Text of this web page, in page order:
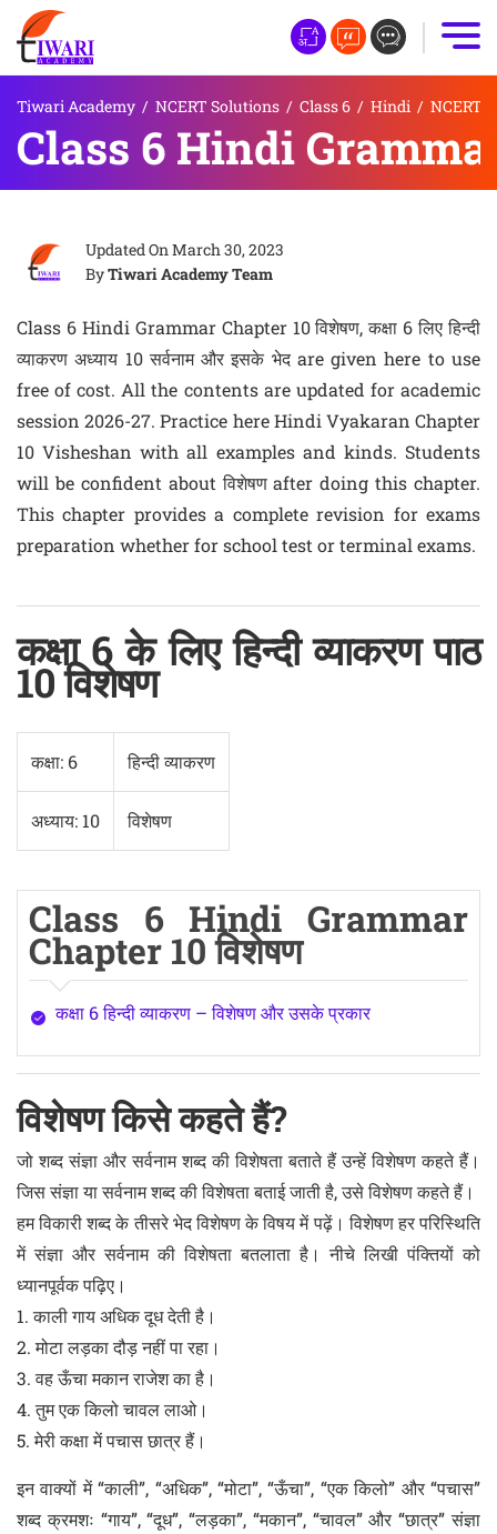
Tiwari Academy / NCERT Solutions / Class 6 / Hindi / NCERT
Class 6 Hindi
Updated OnMarch 30, 2023
ByTiwari Academy Team
Class 6 Hindi Grammar Chapter 10 विशेषण, कक्षा 6 लिए हिन्दी
व्याकरण अध्याय 10 सर्वनाम और इसके भेद are given here to use
free of cost. All the contents are updated for academic
session 2026-27. Practice here Hindi Vyakaran Chapter
10 Visheshan with all examples and kinds. Students
will be confident about विशेषण after doing this chapter.
This chapter provides a complete revision for exams
preparation whether for school test or terminal exams.
कक्षा 6 के लिए हिन्दी व्याकरण पाठ
10 विशेषण
कक्षा: 6 हिन्दी व्याकरण
अध्याय: 10 विशेषण
Class 6 Hindi Grammar
Chapter 10 विशेषण
कक्षा 6 हिन्दी व्याकरण – विशेषण और उसके प्रकार
विशेषण किसे कहते हैं?
जो शब्द संज्ञा और सर्वनाम शब्द की विशेषता बताते हैं उन्हें विशेषण कहते हैं।
जिस संज्ञा या सर्वनाम शब्द की विशेषता बताई जाती है, उसे विशेषण कहते हैं।
हम विकारी शब्द के तीसरे भेद विशेषण के विषय में पढ़ें। विशेषण हर परिस्थिति
में संज्ञा और सर्वनाम की विशेषता बतलाता है। नीचे लिखी पंक्तियों को
ध्यानपूर्वक पढ़िए।
1. काली गाय अधिक दूध देती है।
2. मोटा लड़का दौड़ नहीं पा रहा।
3. वह ऊँचा मकान राजेश का है।
4. तुम एक किलो चावल लाओ।
5. मेरी कक्षा में पचास छात्र हैं।
इन वाक्यों में “काली”, “अधिक”, “मोटा”, “ऊँचा”, “एक किलो” और “पचास”
शब्द क्रमशः “गाय”, “दूध”, “लड़का”, “मकान”, “चावल” और “छात्र” संज्ञा